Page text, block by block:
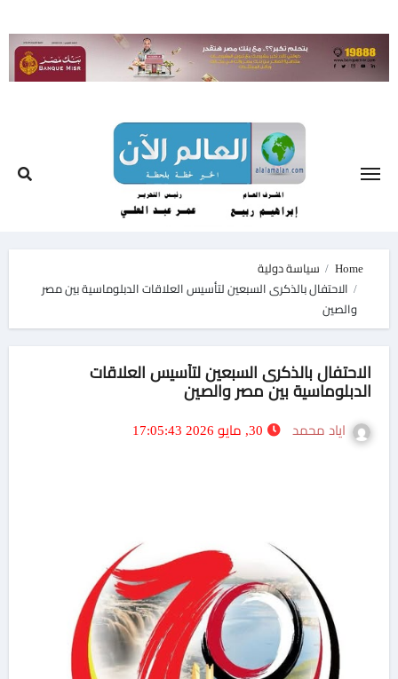
to
content
Home
سياسة دولية
الاحتفال بالذكرى السبعين لتأسيس العلاقات الدبلوماسية بين مصر
والصين
الاحتفال بالذكرى السبعين لتأسيس العلاقات
الدبلوماسية بين مصر والصين
اياد محمد